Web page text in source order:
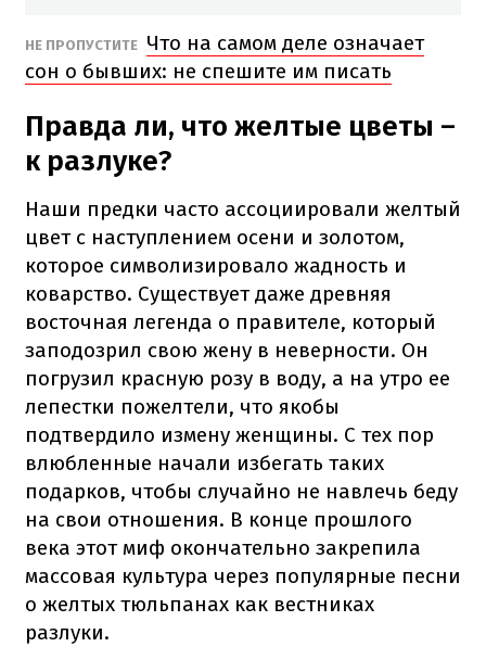
НЕ ПРОПУСТИТЕ Что на самом деле означает
сон о бывших: не спешите им писать
Правда ли, что желтые цветы –
к разлуке?
Наши предки часто ассоциировали желтый
цвет с наступлением осени и золотом,
которое символизировало жадность и
коварство. Существует даже древняя
восточная легенда о правителе, который
заподозрил свою жену в неверности. Он
погрузил красную розу в воду, а на утро ее
лепестки пожелтели, что якобы
подтвердило измену женщины. С тех пор
влюбленные начали избегать таких
подарков, чтобы случайно не навлечь беду
на свои отношения. В конце прошлого
века этот миф окончательно закрепила
массовая культура через популярные песни
о желтых тюльпанах как вестниках
разлуки.